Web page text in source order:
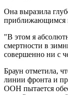
Она выразила
приближающимся
"В этом я
смертности в
совершенно ни с
Браун отметила,
линии фронта и
ООН пытается